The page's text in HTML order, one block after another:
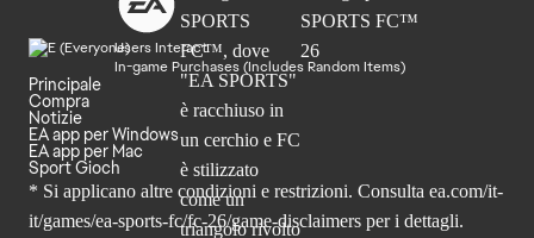
Users Interact
In-game Purchases (Includes Random Items)
Principale
Compra
Notizie
EA app per Windows
EA app per Mac
Sport Gioch
* Si applicano altre condizioni e restrizioni. Consulta ea.com/it-
it/games/ea-sports-fc/fc-26/game-disclaimers per i dettagli.